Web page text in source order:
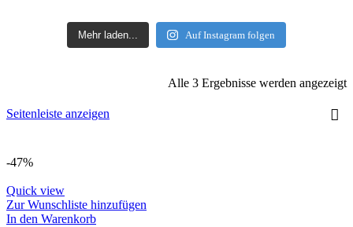
Mehr laden... Auf Instagram folgen
Alle 3 Ergebnisse werden angezeigt
Seitenleiste anzeigen
-47%
Quick view
Zur Wunschliste hinzufügen
In den Warenkorb